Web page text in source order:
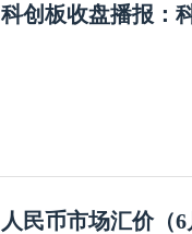
科创板收盘播报：
人民币市场汇价（6